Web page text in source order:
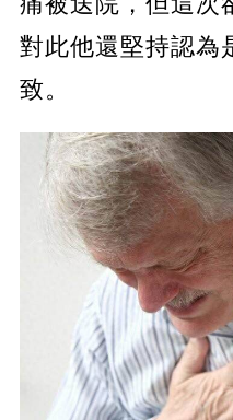
對此他還堅持認為
致。